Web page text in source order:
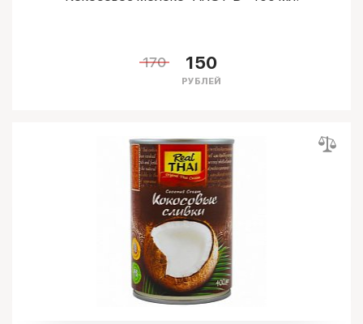
170 150
РУБЛЕЙ